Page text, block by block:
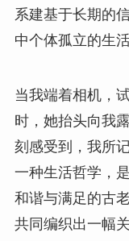
系建基于长期的
中个体孤立的生
当我端着相机，
时，她抬头向我
刻感受到，我所
一种生活哲学，
和谐与满足的古
共同编织出一幅